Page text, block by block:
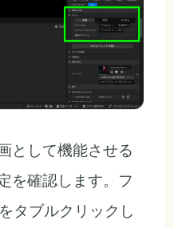
として機能させる
を確認します。フ
タブルクリックし